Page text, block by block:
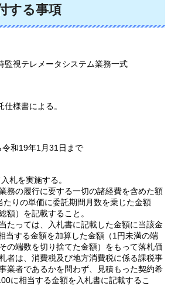
する事項
監視テレメータシステム業務一式
様書による。
和19年1月31日まで
札を実施する。
務の履行に要する一切の諸経費を含めた額
たりの単価に委託期間月数を乗じた金額
額）を記載すること。
たっては、入札書に記載した金額に当該金
当する金額を加算した金額（1円未満の端
の端数を切り捨てた金額）をもって落札価
者は、消費税及び地方消費税に係る課税事
業者であるかを問わず、見積もった契約希
に相当する金額を入札書に記載するこ